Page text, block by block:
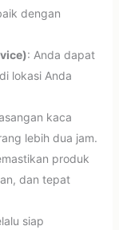
dengan
: Anda dapat
lokasi Anda
kaca
lebih dua jam.
produk
dan tepat
siap